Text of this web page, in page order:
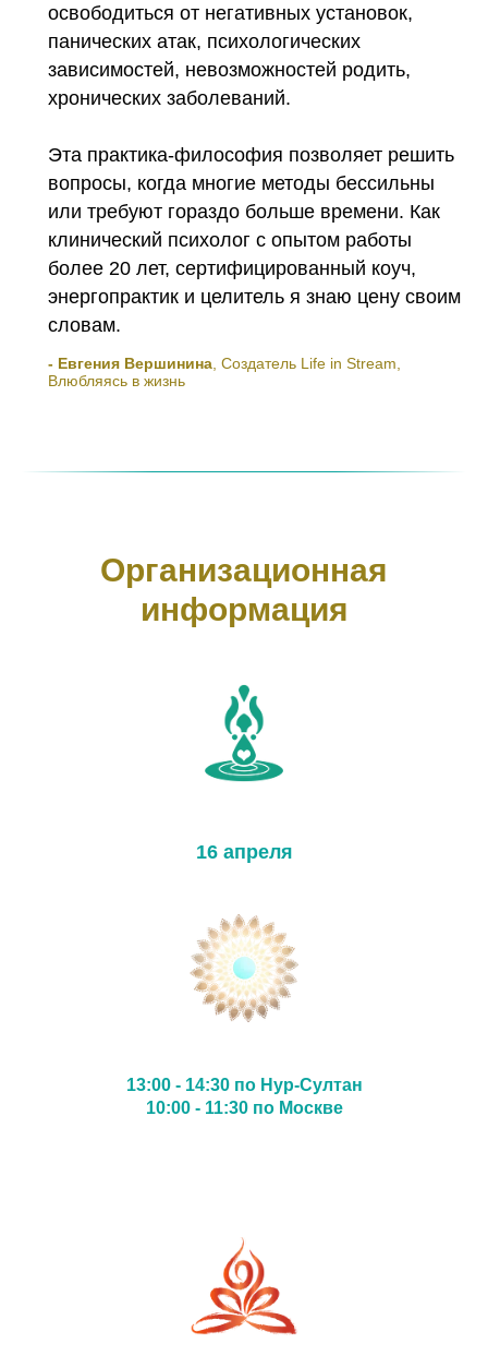
освободиться от негативных установок,
панических атак, психологических
зависимостей, невозможностей родить,
хронических заболеваний.
Эта практика-философия позволяет решить
вопросы, когда многие методы бессильны
или требуют гораздо больше времени. Как
клинический психолог с опытом работы
более 20 лет, сертифицированный коуч,
энергопрактик и целитель я знаю цену своим
словам.
- Евгения Вершинина , Создатель Life in Stream,
Влюбляясь в жизнь
Организационная
информация
16 апреля
13:00 - 14:30 по Нур-Султан
10:00 - 11:30 по Москве